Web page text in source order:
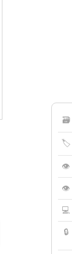
🗃
🏷
👁
👁
💻
🔒